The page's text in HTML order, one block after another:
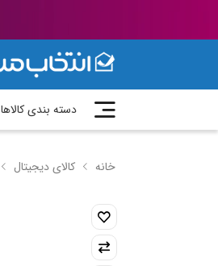
دسته بندی کالاها
خانه کالای دیجیتال